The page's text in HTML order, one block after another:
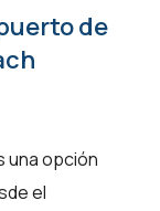
de
una opción
el